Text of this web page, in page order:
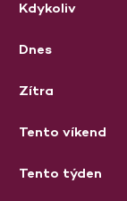
Kdykoliv
Dnes
Zítra
Tento víkend
Tento týden